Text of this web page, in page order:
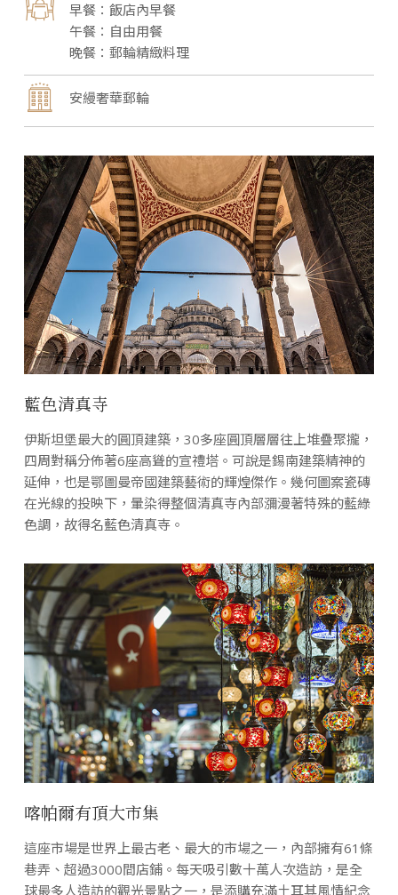
飯店內早餐
自由用餐
郵輪精緻料理
安縵奢華郵輪
藍色清真寺
伊斯坦堡最大的圓頂建築，30多座圓頂層層往上堆疊聚攏，
四周對稱分佈著6座高聳的宣禮塔。可說是錫南建築精神的
延伸，也是鄂圖曼帝國建築藝術的輝煌傑作。幾何圖案瓷磚
在光線的投映下，暈染得整個清真寺內部瀰漫著特殊的藍綠
色調，故得名藍色清真寺。
喀帕爾有頂大市集
這座市場是世界上最古老、最大的市場之一，內部擁有61條
巷弄、超過3000間店鋪。每天吸引數十萬人次造訪，是全
球最多人造訪的觀光景點之一，是添購充滿土耳其風情紀念